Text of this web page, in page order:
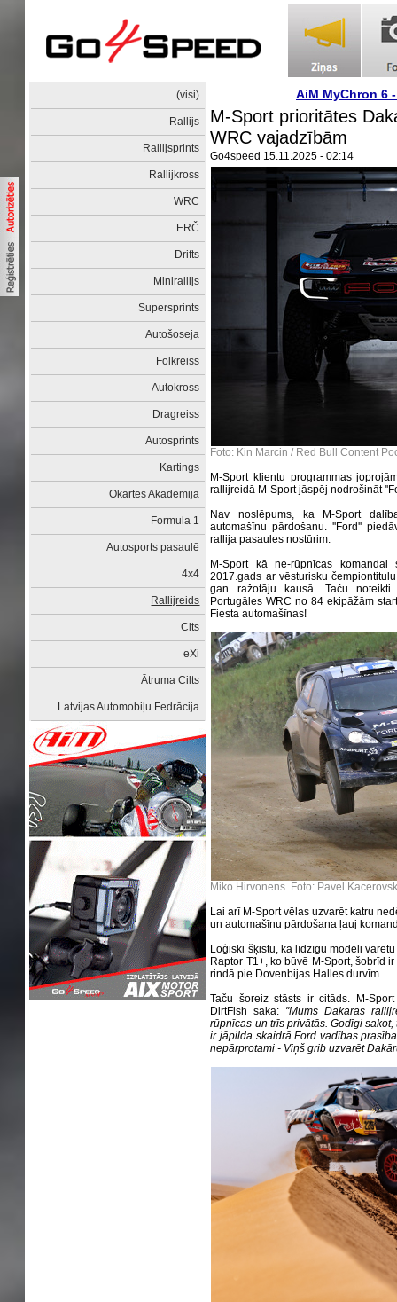
(visi)
Rallijs
Rallijsprints
Rallijkross
WRC
ERČ
Drifts
Minirallijs
Supersprints
Autošoseja
Folkreiss
Autokross
Dragreiss
Autosprints
Kartings
Okartes Akadēmija
Formula 1
Autosports pasaulē
4x4
Rallijreids
Cits
eXi
Ātruma Cilts
Latvijas Automobiļu Fedrācija
AiM MyChron 6
M-Sport prioritātes
WRC vajadzībām
Go4speed 15.11.2025 - 02:14
Foto: Kin Marcin / Red Bull Content
M-Sport klientu programmas
rallijreidā M-Sport jāspēj nodrošināt
Nav noslēpums, ka M-Sport
automašīnu pārdošanu. ''Ford''
rallija pasaules nostūrim.
M-Sport kā ne-rūpnīcas
2017.gads ar vēsturisku
gan ražotāju kausā. Taču
Portugāles WRC no 84 ekipāžām
Fiesta automašīnas!
Miko Hirvonens. Foto: Pavel
Lai arī M-Sport vēlas uzvarēt katru
un automašīnu pārdošana ļauj
Loģiski šķistu, ka līdzīgu modeli
Raptor T1+, ko būvē M-Sport, šobrīd
rindā pie Dovenbijas Halles durvīm.
Taču šoreiz stāsts ir citāds. M-
DirtFish saka: ''Mums Dakaras
rūpnīcas un trīs privātās. Godīgi
ir jāpilda skaidrā Ford vadības
nepārprotami - Viņš grib uzvarēt